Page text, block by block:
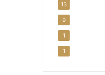
13
9
1
1